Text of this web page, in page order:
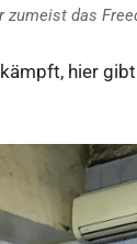
das
hier